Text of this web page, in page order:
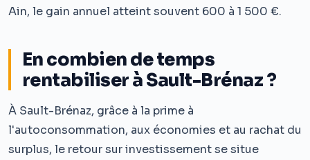
Ain, le gain annuel atteint souvent 600 à 1 500 €.
En combien de temps
rentabiliser à Sault-Brénaz ?
À Sault-Brénaz, grâce à la prime à
l'autoconsommation, aux économies et au rachat du
surplus, le retour sur investissement se situe